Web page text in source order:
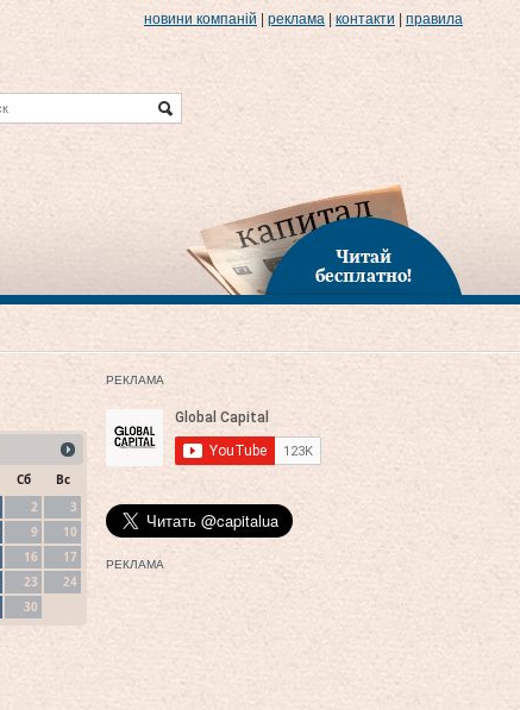
новини компаній реклама контакти правила
Читай
бесплатно!
Сб
Вс
2
3
9
10
16
17
23
24
30
РЕКЛАМА
РЕКЛАМА